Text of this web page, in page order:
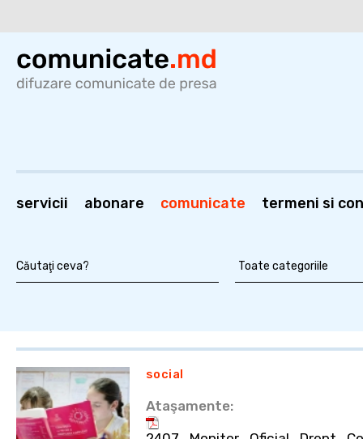
servicii abonare comunicate termeni si
social
Ataşamente: